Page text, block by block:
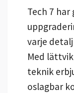
Tech 7
varje
Med
teknik
oslagbar